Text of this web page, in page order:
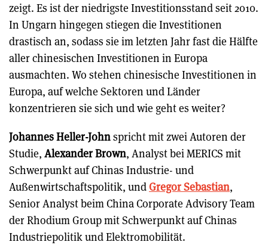
zeigt. Es ist der niedrigste Investitionsstand seit 2010.
In Ungarn hingegen stiegen die Investitionen
drastisch an, sodass sie im letzten Jahr fast die Hälfte
aller chinesischen Investitionen in Europa
ausmachten. Wo stehen chinesische Investitionen in
Europa, auf welche Sektoren und Länder
konzentrieren sie sich und wie geht es weiter?
Johannes Heller-Johnspricht mit zwei Autoren der
Studie, Alexander Brown, Analyst bei MERICS mit
Schwerpunkt auf Chinas Industrie- und
Außenwirtschaftspolitik, undGregor Sebastian,
Senior Analyst beim China Corporate Advisory Team
der Rhodium Group mit Schwerpunkt auf Chinas
Industriepolitik und Elektromobilität.